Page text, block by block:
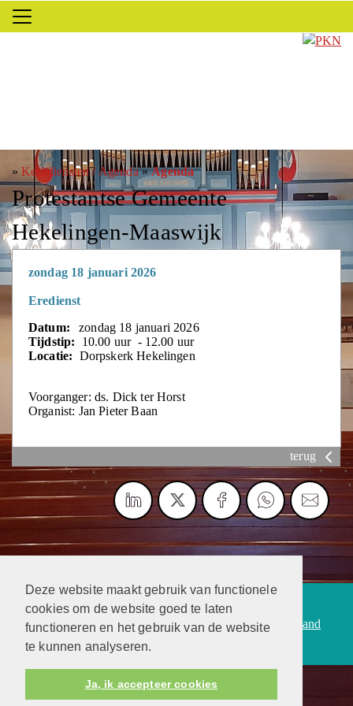
Deze website maakt gebruik van functionele
cookies om de website goed te laten
functioneren en het gebruik van de website
te kunnen analyseren.
Ja, ik accepteer cookies
»Kerkdiensten / Agenda»Agenda
Protestantse Gemeente
Hekelingen-Maaswijk
zondag 18 januari 2026
Eredienst
Datum:
zondag 18 januari 2026
Tijdstip:
10.00 uur - 12.00 uur
Locatie: Dorpskerk Hekelingen
Voorganger: ds. Dick ter Horst
Organist: Jan Pieter Baan
terug
Protestantsekerk.net is een samenwerking tussen de
dienstenorganisatie van deProtestantse Kerk in Nederland
enHuman Content Mediaproducties B.V.